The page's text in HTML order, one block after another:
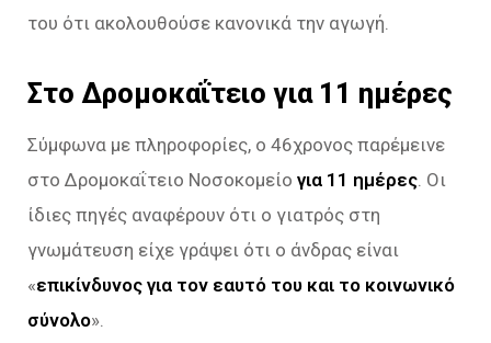
του ότι ακολουθούσε κανονικά την αγωγή.
Στο Δρομοκαΐτειο για 11 ημέρες
Σύμφωνα με πληροφορίες, ο 46χρονος παρέμεινε
στο Δρομοκαΐτειο Νοσοκομείο για 11 ημέρες . Οι
ίδιες πηγές αναφέρουν ότι ο γιατρός στη
γνωμάτευση είχε γράψει ότι ο άνδρας είναι
«επικίνδυνος για τον εαυτό του και το κοινωνικό
σύνολο».